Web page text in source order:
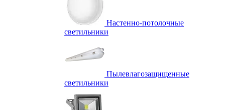
Настенно-потолочные
светильники
Пылевлагозащищенные
светильники